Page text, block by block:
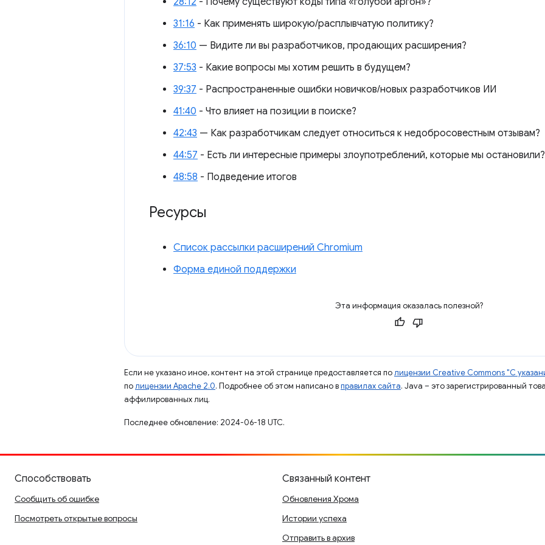
31:16 - Как применять широкую/расплывчатую политику?
36:10 — Видите ли вы разработчиков, продающих расширения?
37:53 - Какие вопросы мы хотим решить в будущем?
39:37 - Распространенные ошибки новичков/новых разработчиков ИИ
41:40 - Что влияет на позиции в поиске?
42:43 — Как разработчикам следует относиться к недобросовестным отзывам?
44:57 - Есть ли интересные примеры злоупотреблений, которые мы остановили?
48:58 - Подведение итогов
Ресурсы
Список рассылки расширений Chromium
Форма единой поддержки
Эта информация оказалась полезной?
Если не указано иное, контент на этой странице предоставляется полицензии Creative Commons "С
полицензии Apache 2.0. Подробнее об этом написано вправилах сайта. Java – это зарегистрированный
аффилированных лиц.
Последнее обновление: 2024-06-18 UTC.
Способствовать
Сообщить об ошибке
Посмотреть открытые вопросы
Связанный контент
Обновления Хрома
Истории успеха
Отправить в архив